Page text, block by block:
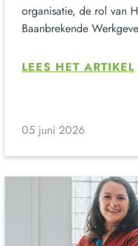
organisatie, de rol van
Baanbrekende
LEES HET ARTIKEL
05 juni 2026